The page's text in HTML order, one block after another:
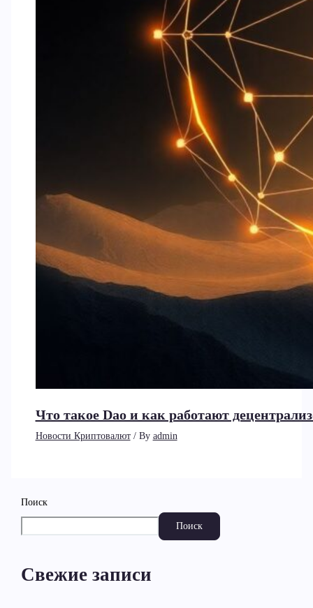
Что такое Dao и как работают
Новости Криптовалют/ By admin
Поиск
Поиск
Свежие записи